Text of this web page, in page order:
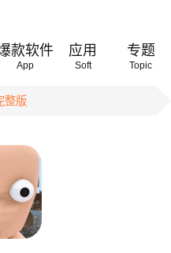
款软件
App
应用
Soft
专题
Topic
整版